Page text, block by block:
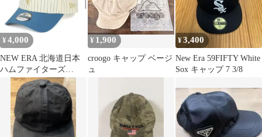
¥ 4,000
NEW ERA 北海道日本
ハムファイターズ
9FORTY キャップ
¥ 1,900
croogo キャップ ベージ
ュ
¥3,400
New Era 59FIFTY White
Sox キャップ 7 3/8